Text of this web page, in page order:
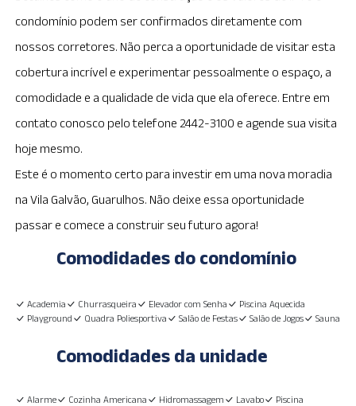
condomínio podem ser confirmados diretamente com
nossos corretores. Não perca a oportunidade de visitar esta
cobertura incrível e experimentar pessoalmente o espaço, a
comodidade e a qualidade de vida que ela oferece. Entre em
contato conosco pelo telefone 2442-3100 e agende sua visita
hoje mesmo.
Este é o momento certo para investir em uma nova moradia
na Vila Galvão, Guarulhos. Não deixe essa oportunidade
passar e comece a construir seu futuro agora!
Comodidades do condomínio
Academia Churrasqueira Elevador com Senha
Piscina Aquecida
Playground
Quadra Poliesportiva Salão de Festas Salão de Jogos Sauna
Comodidades da unidade
Alarme Cozinha Americana Hidromassagem Lavabo
Piscina